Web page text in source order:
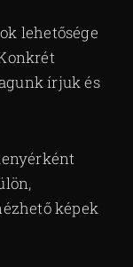
lehetősége
írjuk és
képek